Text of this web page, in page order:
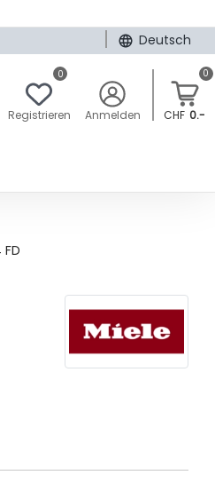
Deutsch
0
Registrieren Anmelden
0
CHF 0.-